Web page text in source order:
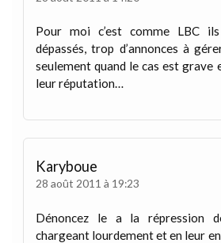
Pour moi c’est comme LBC
dépassés, trop d’annonces à
seulement quand le cas est grave
leur réputation…
Karyboue
28 août 2011 à 19:23
Dénoncez le a la répression
chargeant lourdement et en leur